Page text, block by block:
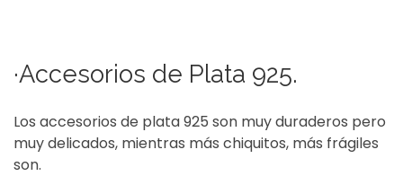
·Accesorios de Plata 925.
Los accesorios de plata 925 son muy duraderos pero
muy delicados, mientras más chiquitos, más frágiles
son.